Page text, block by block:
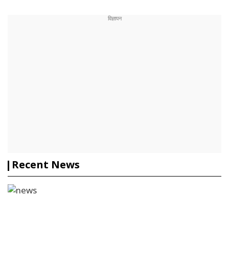
Recent News